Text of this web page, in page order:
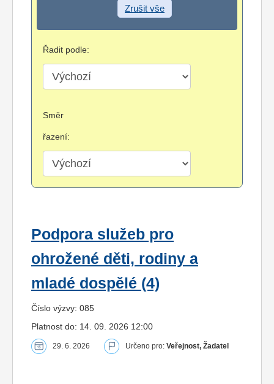
Zrušit vše
Řadit podle:
Směr
řazení:
Podpora služeb pro
ohrožené děti, rodiny a
mladé dospělé (4)
Číslo výzvy: 085
Platnost do: 14. 09. 2026 12:00
29. 6. 2026 Určeno pro: Veřejnost, Žadatel